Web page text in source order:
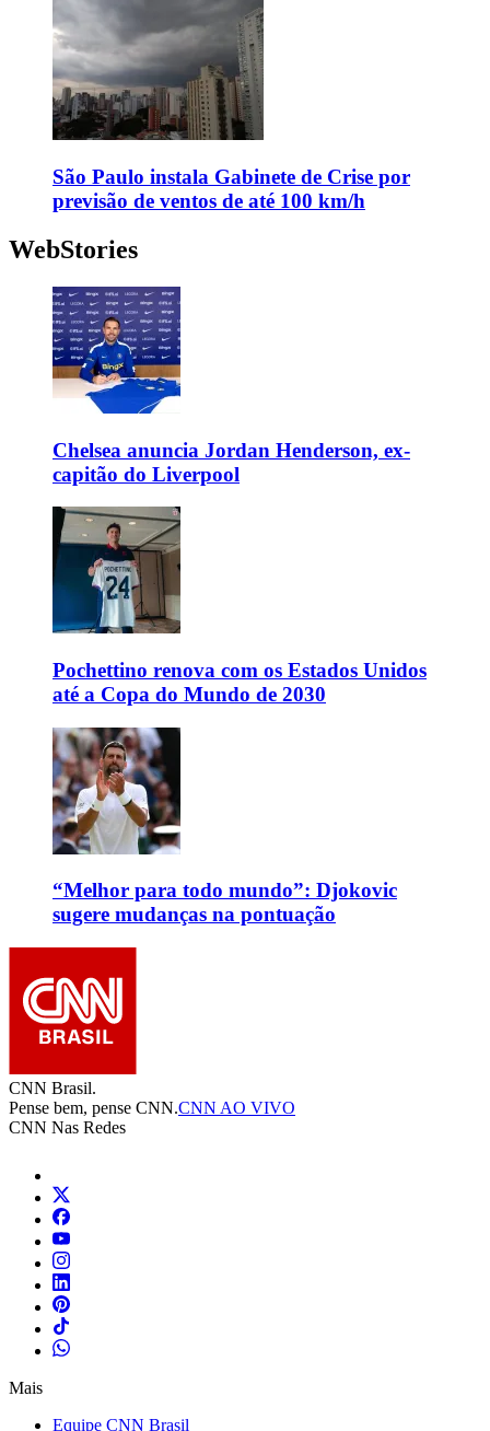
São Paulo instala Gabinete de Crise por
previsão de ventos de até 100 km/h
WebStories
Chelsea anuncia Jordan Henderson, ex-
capitão do Liverpool
Pochettino renova com os Estados Unidos
até a Copa do Mundo de 2030
“Melhor para todo mundo”: Djokovic
sugere mudanças na pontuação
CNN Brasil.
Pense bem, pense CNN.CNN AO VIVO
CNN Nas Redes
Mais
Equipe CNN Brasil